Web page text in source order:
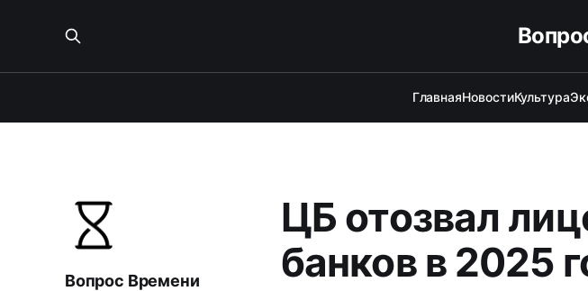
ГлавнаяНовостиКультура
ЦБ отозвал
банков в 2025
Вопрос Времени